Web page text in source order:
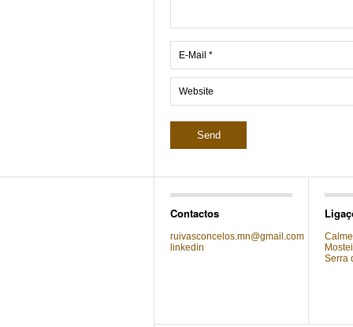
Contactos
ruivasconcelos.mn@gmail.com
linkedin
Serra